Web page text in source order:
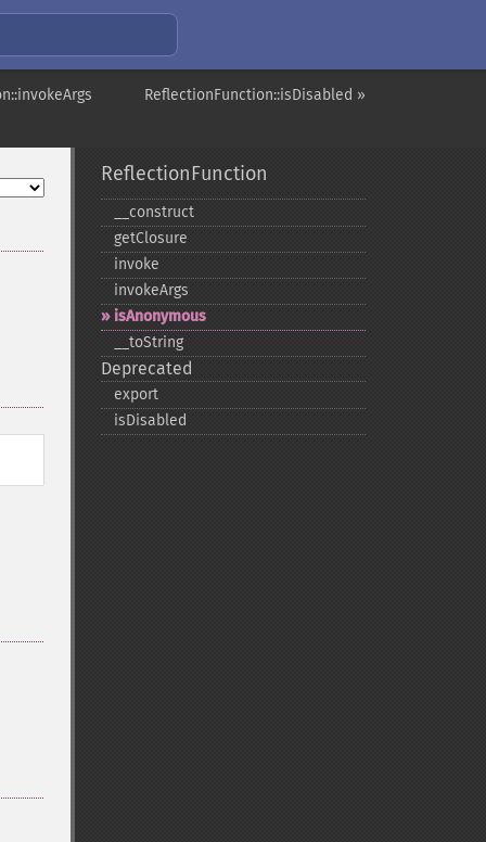
ReflectionFunction::isDisabled »
ReflectionFunction
_​_​construct
getClosure
invoke
invokeArgs
isAnonymous
_​_​toString
Deprecated
export
isDisabled